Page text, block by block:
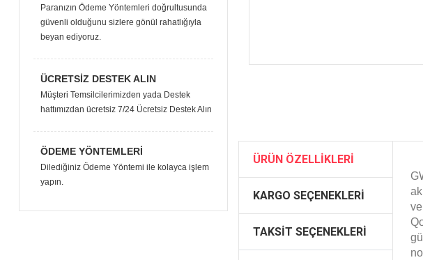
Paranızın Ödeme Yöntemleri doğrultusunda
güvenli olduğunu sizlere gönül rahatlığıyla
beyan ediyoruz.
ÜCRETSIZ DESTEK ALIN
Müşteri Temsilcilerimizden yada Destek
hattımızdan ücretsiz 7/24 Ücretsiz Destek Alın
ÖDEME YÖNTEMLERI
Dilediğiniz Ödeme Yöntemi ile kolayca işlem
yapın.
ÜRÜN ÖZELLIKLERI
KARGO SEÇENEKLERI
TAKSIT SEÇENEKLERI